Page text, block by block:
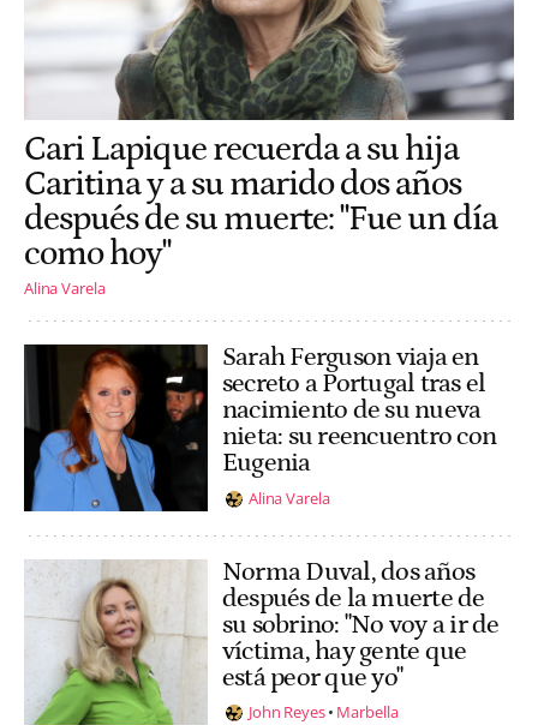
Cari Lapique recuerda a su hija
Caritina y a su marido dos años
después de su muerte: "Fue un día
como hoy"
Alina Varela
Sarah Ferguson viaja en
secreto a Portugal tras el
nacimiento de su nueva
nieta: su reencuentro con
Eugenia
Alina Varela
Norma Duval, dos años
después de la muerte de
su sobrino: "No voy a ir de
víctima, hay gente que
está peor que yo"
John Reyes Marbella